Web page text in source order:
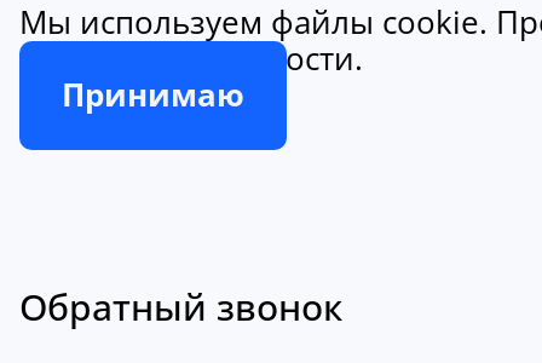
Мы используем файлы cookie.
конфиденциальности.
Принимаю
Обратный звонок